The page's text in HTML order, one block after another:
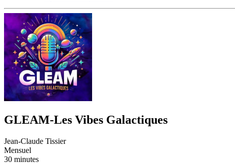
GLEAM-Les Vibes Galactiques
Jean-Claude Tissier
Mensuel
30 minutes